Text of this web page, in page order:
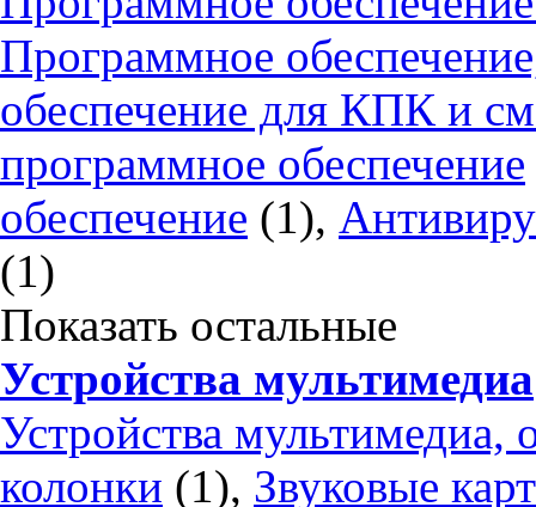
Программное
обеспечение для КПК и
программное обеспечение
обеспечение (1),
(1)
Показать остальные
Устройства мультимедиа
Устройства мультимедиа,
колонки (1), Звуковые